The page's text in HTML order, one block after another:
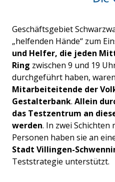
Geschäftsgebiet
„helfenden Hände“ zum
und Helfer, die jeden
Ring zwischen 9 und 19
durchgeführt haben,
Mitarbeiteitende der
Gestalterbank. Allein
das Testzentrum an
werden. In zwei
Personen haben sie an
Stadt Villingen-
Teststrategie unterstützt.